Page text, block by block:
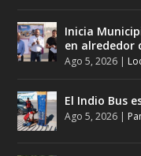
Inicia
en alrededor
Ago 5, 2026 |
El Indio Bus
Ago 5, 2026 |